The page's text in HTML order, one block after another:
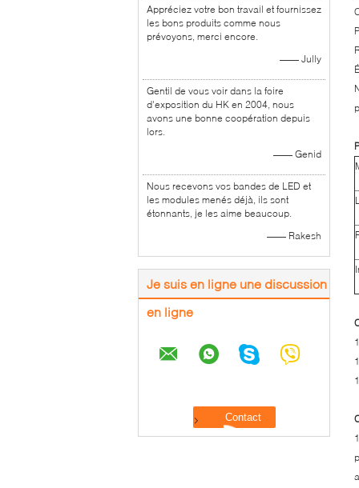
Appréciez votre bon travail et fournissez
les bons produits comme nous
prévoyons, merci encore.
—— Jully
Gentil de vous voir dans la foire
d'exposition du HK en 2004, nous
avons une bonne coopération depuis
lors.
—— Genid
Nous recevons vos bandes de LED et
les modules menés déjà, ils sont
étonnants, je les aime beaucoup.
—— Rakesh
Je suis en ligne une discussion
en ligne